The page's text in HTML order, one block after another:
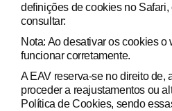
definições de cookies no
consultar:
Nota: Ao desativar os cookies
funcionar corretamente.
A EAV reserva-se no direito de,
proceder a reajustamentos ou
Política de Cookies, sendo